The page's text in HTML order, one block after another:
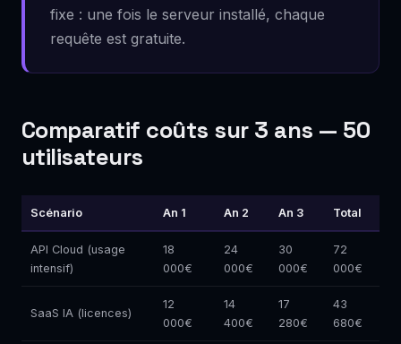
fixe : une fois le serveur installé, chaque
requête est gratuite.
Comparatif coûts sur 3 ans — 50
utilisateurs
Scénario An 1 An 2 An 3 Total
API Cloud (usage
intensif)
18
000€
24
000€
30
000€
72
000€
SaaS IA (licences)
12
000€
14
400€
17
280€
43
680€